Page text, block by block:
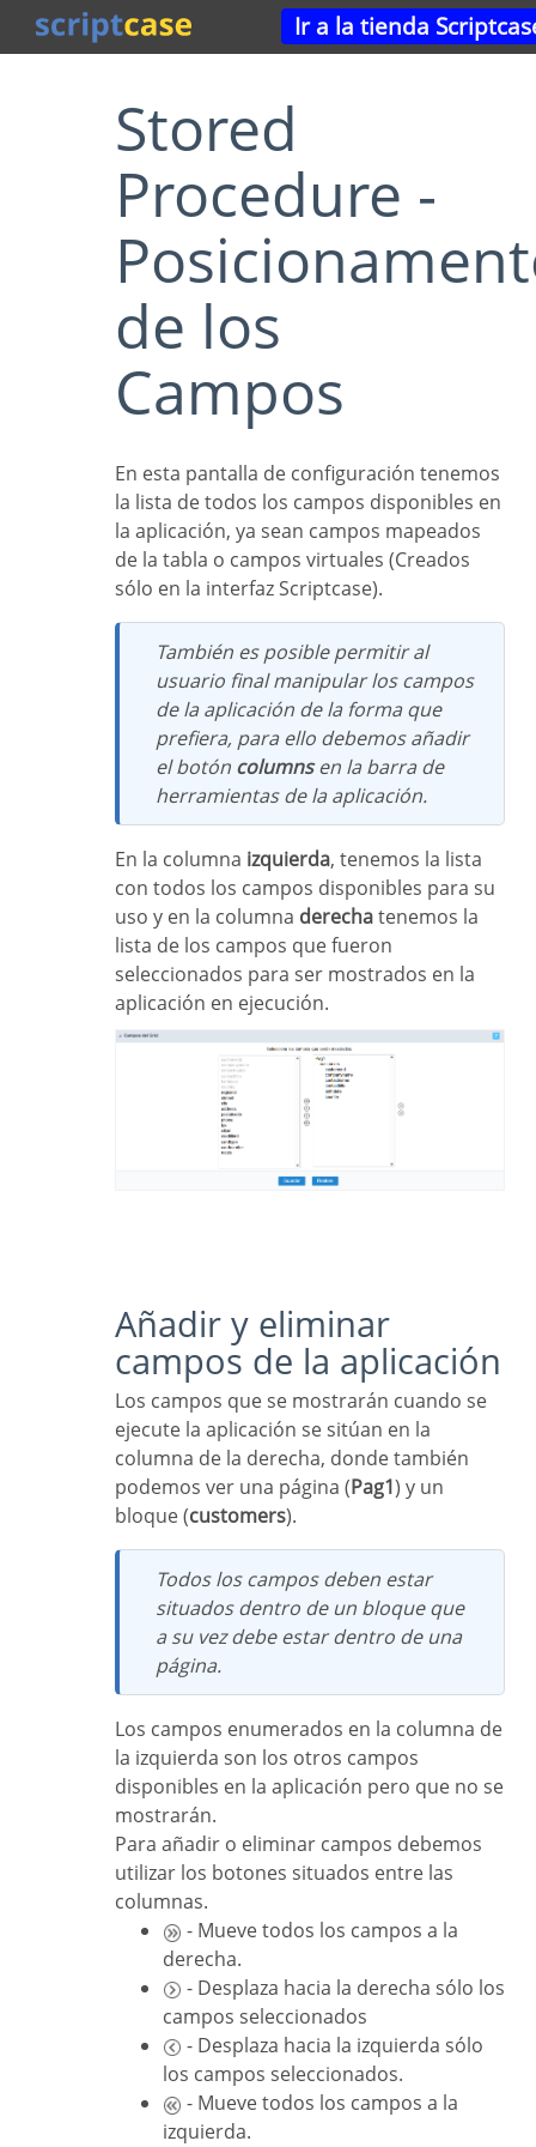
Ir a la tienda
Stored
Procedure -
de los
Campos
En esta pantalla de configuración tenemos
la lista de todos los campos disponibles en
la aplicación, ya sean campos mapeados
de la tabla o campos virtuales (Creados
sólo en la interfaz Scriptcase).
También es posible permitir al
usuario final manipular los campos
de la aplicación de la forma que
prefiera, para ello debemos añadir
el botón columnsen la barra de
herramientas de la aplicación.
En la columna izquierda, tenemos la lista
con todos los campos disponibles para su
uso y en la columna derechatenemos la
lista de los campos que fueron
seleccionados para ser mostrados en la
aplicación en ejecución.
Añadir y eliminar
campos de la aplicación
Los campos que se mostrarán cuando se
ejecute la aplicación se sitúan en la
columna de la derecha, donde también
podemos ver una página (Pag1) y un
bloque (customers).
Todos los campos deben estar
situados dentro de un bloque que
a su vez debe estar dentro de una
página.
Los campos enumerados en la columna de
la izquierda son los otros campos
disponibles en la aplicación pero que no se
mostrarán.
Para añadir o eliminar campos debemos
utilizar los botones situados entre las
columnas.
- Mueve todos los campos a la
derecha.
- Desplaza hacia la derecha sólo los
campos seleccionados
- Desplaza hacia la izquierda sólo
los campos seleccionados.
- Mueve todos los campos a la
izquierda.